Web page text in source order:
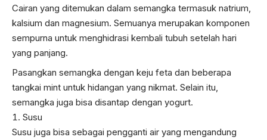
Cairan yang ditemukan dalam semangka termasuk natrium,
kalsium dan magnesium. Semuanya merupakan komponen
sempurna untuk menghidrasi kembali tubuh setelah hari
yang panjang.
Pasangkan semangka dengan keju feta dan beberapa
tangkai mint untuk hidangan yang nikmat. Selain itu,
semangka juga bisa disantap dengan yogurt.
Susu
Susu juga bisa sebagai pengganti air yang mengandung